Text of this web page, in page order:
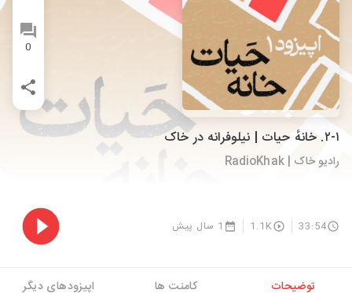
0
۲-۱. خانهٔ حیات | نیلوفرانه در خاک
رادیو خاک | RadioKhak
33:54
1.1K 1 سال پیش
توضیحات کامنت ها اپیزودهای دیگر